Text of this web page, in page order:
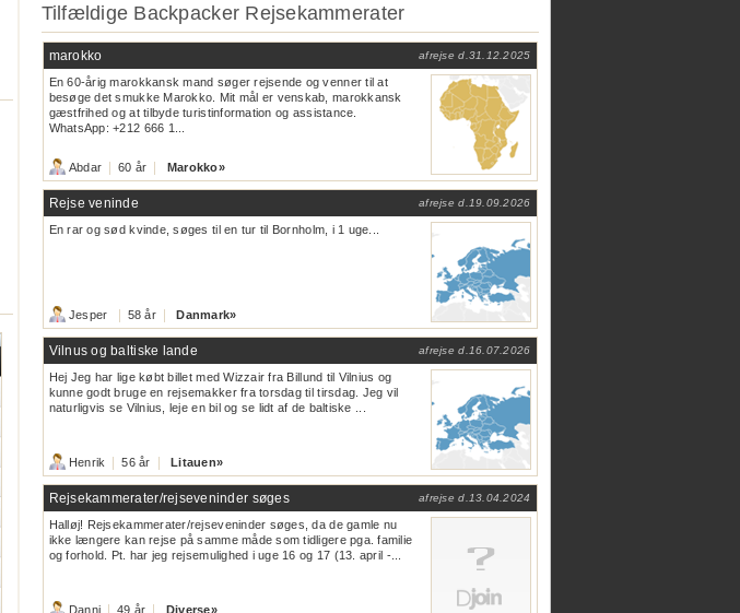
Tilfældige Backpacker Rejsekammerater
marokko afrejse d. 31.12.2025
En 60-årig marokkansk mand søger rejsende og venner til at
besøge det smukke Marokko. Mit mål er venskab, marokkansk
gæstfrihed og at tilbyde turistinformation og assistance.
WhatsApp: +212 666 1...
Abdar 60 år Marokko»
Rejse veninde afrejse d. 19.09.2026
En rar og sød kvinde, søges til en tur til Bornholm, i 1 uge...
Jesper 58 år Danmark»
Vilnus og baltiske lande afrejse d. 16.07.2026
Hej Jeg har lige købt billet med Wizzair fra Billund til Vilnius og
kunne godt bruge en rejsemakker fra torsdag til tirsdag. Jeg vil
naturligvis se Vilnius, leje en bil og se lidt af de baltiske ...
Henrik 56 år Litauen»
Rejsekammerater/rejseveninder søges afrejse d. 13.04.2024
Halløj! Rejsekammerater/rejseveninder søges, da de gamle nu
ikke længere kan rejse på samme måde som tidligere pga. familie
og forhold. Pt. har jeg rejsemulighed i uge 16 og 17 (13. april -...
Danni 49 år Diverse»